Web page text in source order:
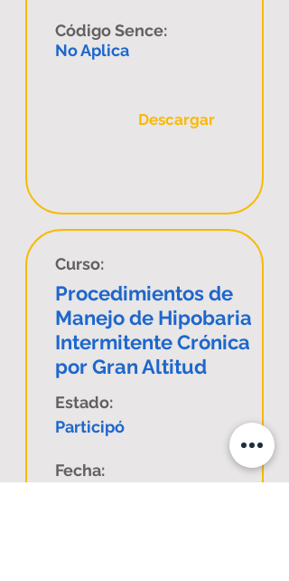
Código Sence:
No Aplica
Descargar
Curso:
Procedimientos de
Manejo de Hipobaria
Intermitente Crónica
por Gran Altitud
Estado:
Participó
Fecha: